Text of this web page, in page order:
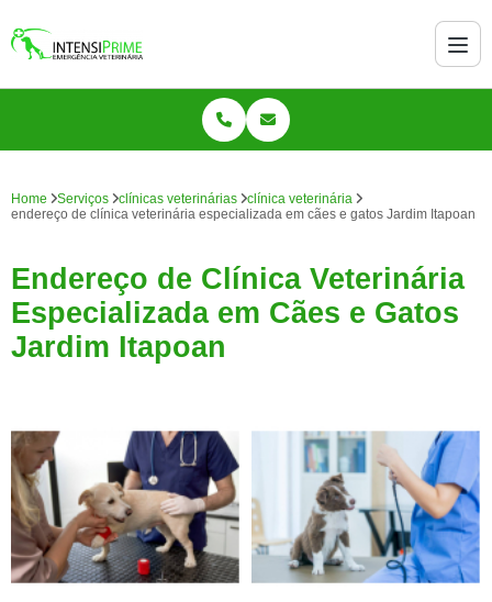
Home Serviços clínicas veterinárias
clínica veterinária
endereço de clínica veterinária especializada em cães e gatos Jardim Itapoan
Endereço de Clínica Veterinária
Especializada em Cães e Gatos
Jardim Itapoan